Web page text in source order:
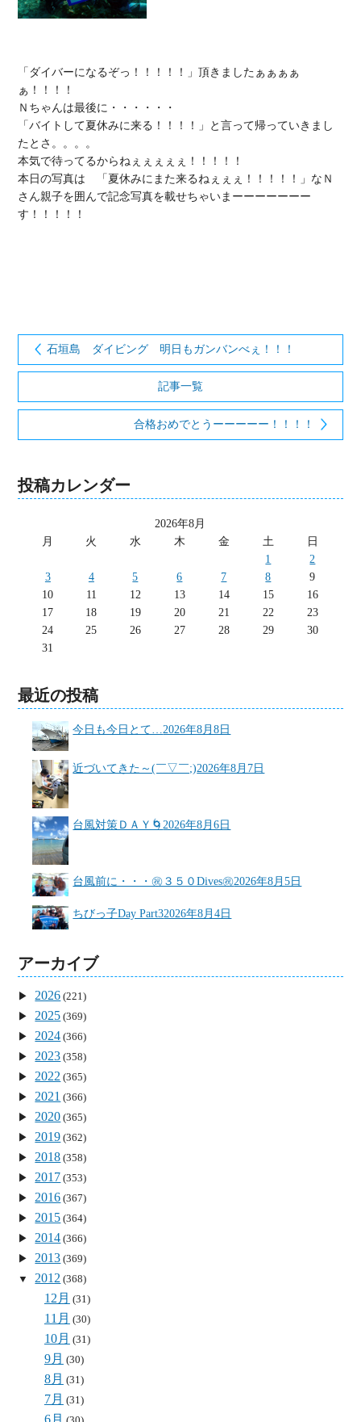
「ダイバーになるぞっ！！！！！」頂きましたぁぁぁぁ
ぁ！！！！
Ｎちゃんは最後に・・・・・・
「バイトして夏休みに来る！！！！」と言って帰っていきまし
たとさ。。。。
本気で待ってるからねぇぇぇぇぇ！！！！！
本日の写真は　「夏休みにまた来るねぇぇぇ！！！！！」なＮ
さん親子を囲んで記念写真を載せちゃいまーーーーーーー
す！！！！！
石垣島 ダイビング 明日もガンバンべぇ！！！
記事一覧
合格おめでとうーーーーー！！！！
投稿カレンダー
2026年8月
月
火 水 木 金 土
日
1
2
3
4 5 6 7 8
9
10
11 12 13 14 15
16
17
18 19 20 21 22
23
24
25 26 27 28 29
30
31
最近の投稿
今日も今日とて… 2026年8月8日
近づいてきた～(￣▽￣;)2026年8月7日
台風対策ＤＡＹ🌀 2026年8月6日
台風前に・・・㊗３５０Dives㊗2026年8月5日
ちびっ子Day Part32026年8月4日
アーカイブ
2026 (221)
2025 (369)
2024 (366)
2023 (358)
2022 (365)
2021 (366)
2020 (365)
2019 (362)
2018 (358)
2017 (353)
2016 (367)
2015 (364)
2014 (366)
2013 (369)
2012 (368)
12月 (31)
11月 (30)
10月 (31)
9月 (30)
8月 (31)
7月 (31)
6月